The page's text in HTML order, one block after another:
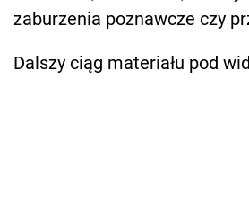
zaburzenia poznawcze czy
Dalszy ciąg materiału pod